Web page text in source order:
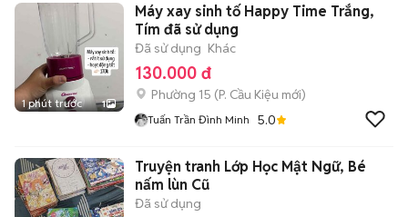
1 phút trước 1
Máy xay sinh tố Happy Time Trắng,
Tím đã sử dụng
Đã sử dụng Khác
130.000 đ
Phường 15 (P. Cầu Kiệu mới)
Tuấn Trần Đình Minh 5.0
Truyện tranh Lớp Học Mật Ngữ, Bé
nấm lùn Cũ
Đã sử dụng